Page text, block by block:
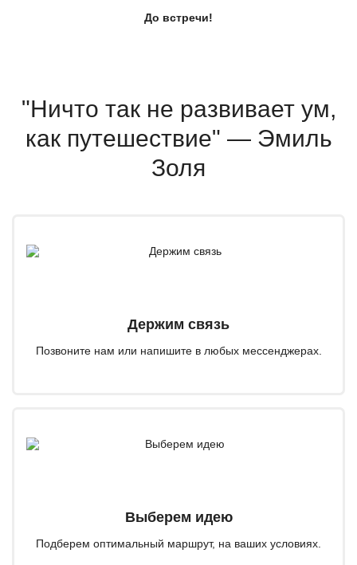
До встречи!
"Ничто так не развивает ум,
как путешествие" — Эмиль
Золя
Держим связь
Позвоните нам или напишите в любых мессенджерах.
Выберем идею
Подберем оптимальный маршрут, на ваших условиях.